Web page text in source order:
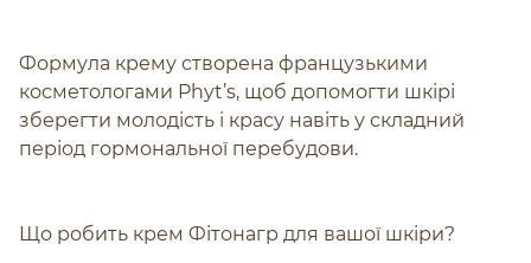
Формула крему створена французькими
косметологами Phyt’s, щоб допомогти шкірі
зберегти молодість і красу навіть у складний
період гормональної перебудови.
Що робить крем Фітонагр для вашої шкіри?